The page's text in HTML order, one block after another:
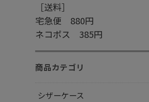
［送料］
宅急便 880円
ネコポス 385円
商品カテゴリ
シザーケース